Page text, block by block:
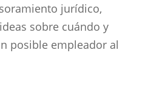
jurídico,
sobre cuándo y
posible empleador al